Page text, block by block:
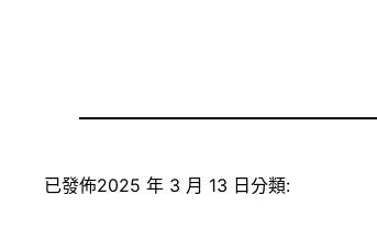
已發佈2025 年 3 月 13 日 分類: